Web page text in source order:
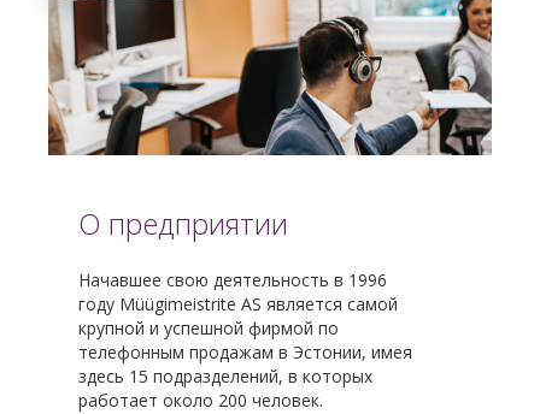
О предприятии
Начавшее свою деятельность в 1996
году Müügimeistrite AS является самой
крупной и успешной фирмой по
телефонным продажам в Эстонии, имея
здесь 15 подразделений, в которых
работает около 200 человек.